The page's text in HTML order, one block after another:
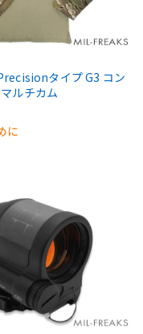
タイプ G3 コン
ルチカム
に